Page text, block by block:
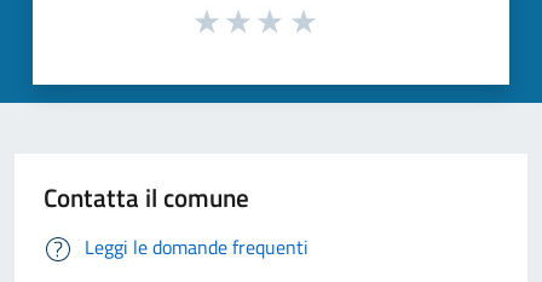
Contatta il comune
Leggi le domande frequenti